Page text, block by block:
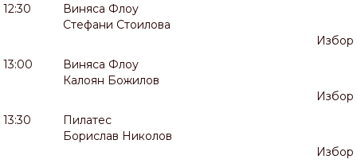
12:30
Виняса Флоу
Стефани Стоилова
Избор
13:00
Виняса Флоу
Калоян Божилов
Избор
13:30
Пилатес
Борислав Николов
Избор